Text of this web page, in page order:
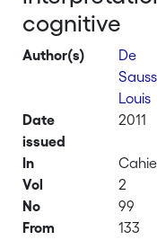
cognitive
Author(s)
De
Louis
Date
issued
2011
In
Vol
2
No
99
From
133